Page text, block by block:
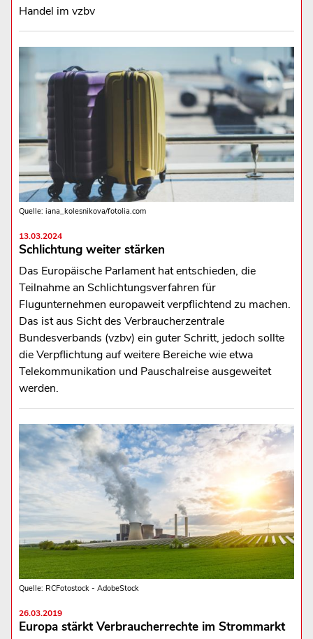
Handel im vzbv
Quelle: iana_kolesnikova/fotolia.com
13.03.2024
Schlichtung weiter stärken
Das Europäische Parlament hat entschieden, die
Teilnahme an Schlichtungsverfahren für
Flugunternehmen europaweit verpflichtend zu machen.
Das ist aus Sicht des Verbraucherzentrale
Bundesverbands (vzbv) ein guter Schritt, jedoch sollte
die Verpflichtung auf weitere Bereiche wie etwa
Telekommunikation und Pauschalreise ausgeweitet
werden.
Quelle: RCFotostock - AdobeStock
26.03.2019
Europa stärkt Verbraucherrechte im Strommarkt